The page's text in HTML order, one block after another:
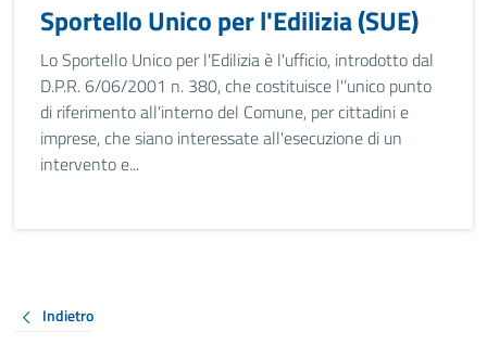
Sportello Unico per l'Edilizia (SUE)
Lo Sportello Unico per l'Edilizia è l'ufficio, introdotto dal
D.P.R. 6/06/2001 n. 380, che costituisce l'’unico punto
di riferimento all'interno del Comune, per cittadini e
imprese, che siano interessate all'esecuzione di un
intervento e...
Indietro